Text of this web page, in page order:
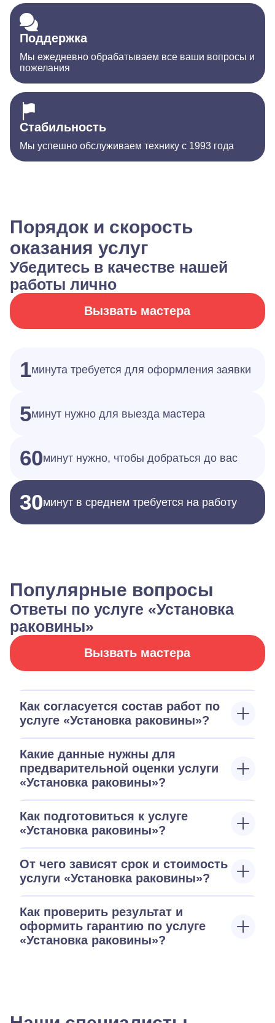
Поддержка
Мы ежедневно обрабатываем все ваши вопросы и
пожелания
Стабильность
Мы успешно обслуживаем технику с 1993 года
Порядок и скорость
оказания услуг
Убедитесь в качестве нашей
работы лично
Вызвать мастера
1минута требуется для оформления заявки
5минут нужно для выезда мастера
60минут нужно, чтобы добраться до вас
30минут в среднем требуется на работу
Популярные вопросы
Ответы по услуге «Установка
раковины»
Вызвать мастера
Как согласуется состав работ по
услуге «Установка раковины»?
Какие данные нужны для
предварительной оценки услуги
«Установка раковины»?
Как подготовиться к услуге
«Установка раковины»?
От чего зависят срок и стоимость
услуги «Установка раковины»?
Как проверить результат и
оформить гарантию по услуге
«Установка раковины»?